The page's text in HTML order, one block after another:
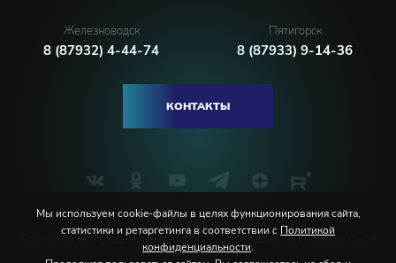
Железноводск
8 (87932) 4-44-74
Пятигорск
8 (87933) 9-14-36
КОНТАКТЫ
Политика конфиденциальности Соглашение пользователя
Мы используем cookie-файлы в целях функционирования сайта,
статистики и ретаргетинга в соответствии с Политикой
конфиденциальности.